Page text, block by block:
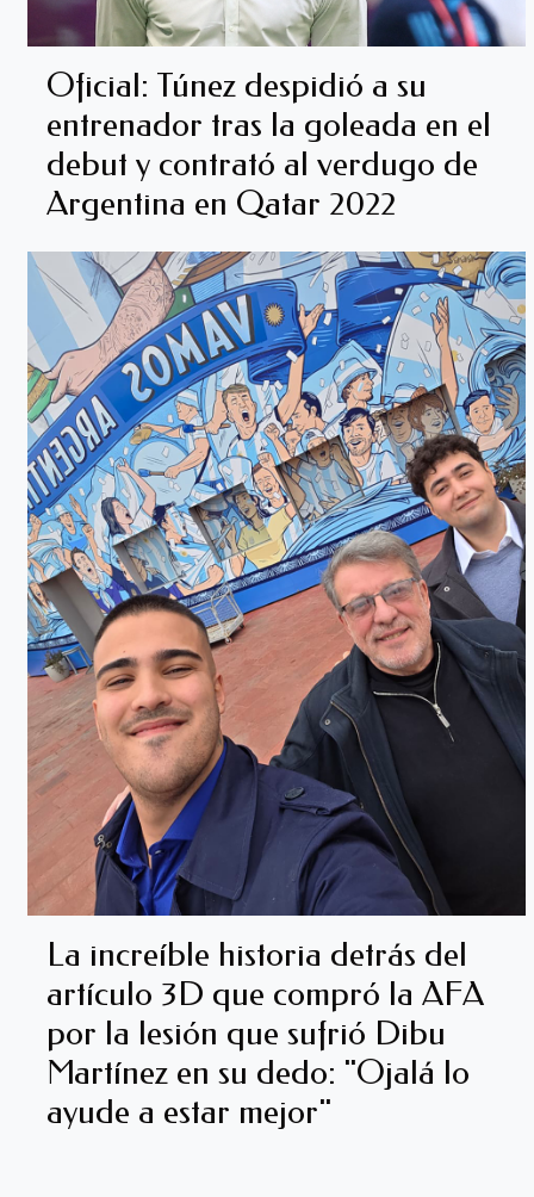
Oficial: Túnez despidió a su
entrenador tras la goleada en el
debut y contrató al verdugo de
Argentina en Qatar 2022
La increíble historia detrás del
artículo 3D que compró la AFA
por la lesión que sufrió Dibu
Martínez en su dedo: "Ojalá lo
ayude a estar mejor"